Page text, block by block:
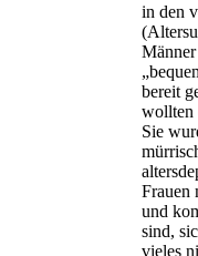
in den
bereit
wollten
Sie
Frauen
und
sind,
vieles